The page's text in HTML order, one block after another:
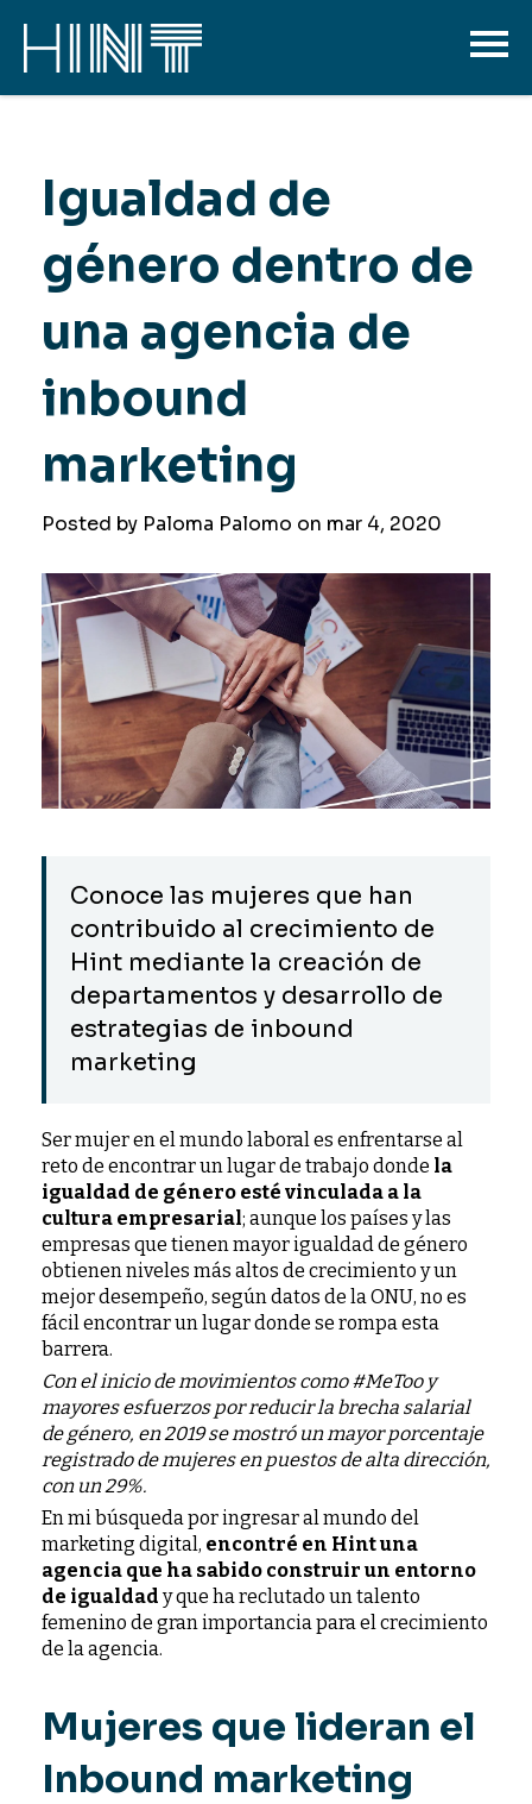
Igualdad de
género dentro de
una agencia de
inbound
marketing
Posted by Paloma Palomo on mar 4, 2020
Conoce las mujeres que han
contribuido al crecimiento de
Hint mediante la creación de
departamentos y desarrollo de
estrategias de inbound
marketing
Ser mujer en el mundo laboral es enfrentarse al
reto de encontrar un lugar de trabajo donde la
igualdad de género esté vinculada a la
cultura empresarial; aunque los países y las
empresas que tienen mayor igualdad de género
obtienen niveles más altos de crecimiento y un
mejor desempeño, según datos de la ONU, no es
fácil encontrar un lugar donde se rompa esta
barrera.
Con el inicio de movimientos como #MeToo y
mayores esfuerzos por reducir la brecha salarial
de género, en 2019 se mostró un mayor porcentaje
registrado de mujeres en puestos de alta dirección,
con un 29%.
En mi búsqueda por ingresar al mundo del
marketing digital, encontré en Hint una
agencia que ha sabido construir un entorno
de igualdad y que ha reclutado un talento
femenino de gran importancia para el crecimiento
de la agencia.
Mujeres que lideran el
Inbound marketing